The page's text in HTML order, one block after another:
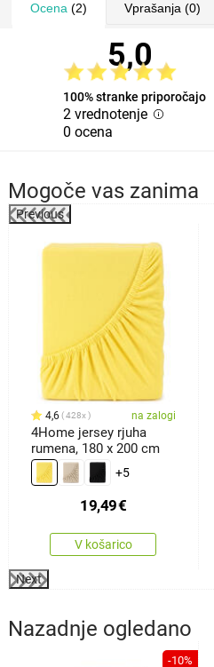
Ocena (2) Vprašanja (0)
5,0
100% stranke priporočajo
2 vrednotenje
0 ocena
Mogoče vas zanima
Previous
4,6 428x na zalogi
4Home jersey rjuha
rumena, 180 x 200 cm
+5
19,49€
V košarico
Next
Nazadnje ogledano
-10%